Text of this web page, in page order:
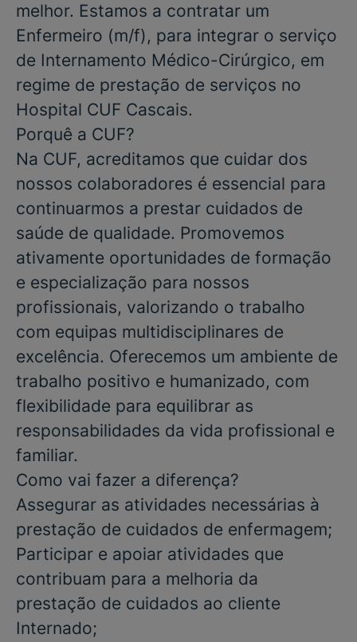
melhor. Estamos a contratar um
Enfermeiro (m/f), para integrar o serviço
de Internamento Médico-Cirúrgico, em
regime de prestação de serviços no
Hospital CUF Cascais.
Porquê a CUF?
Na CUF, acreditamos que cuidar dos
nossos colaboradores é essencial para
continuarmos a prestar cuidados de
saúde de qualidade. Promovemos
ativamente oportunidades de formação
e especialização para nossos
profissionais, valorizando o trabalho
com equipas multidisciplinares de
excelência. Oferecemos um ambiente de
trabalho positivo e humanizado, com
flexibilidade para equilibrar as
responsabilidades da vida profissional e
familiar.
Como vai fazer a diferença?
Assegurar as atividades necessárias à
prestação de cuidados de enfermagem;
Participar e apoiar atividades que
contribuam para a melhoria da
prestação de cuidados ao cliente
Internado;